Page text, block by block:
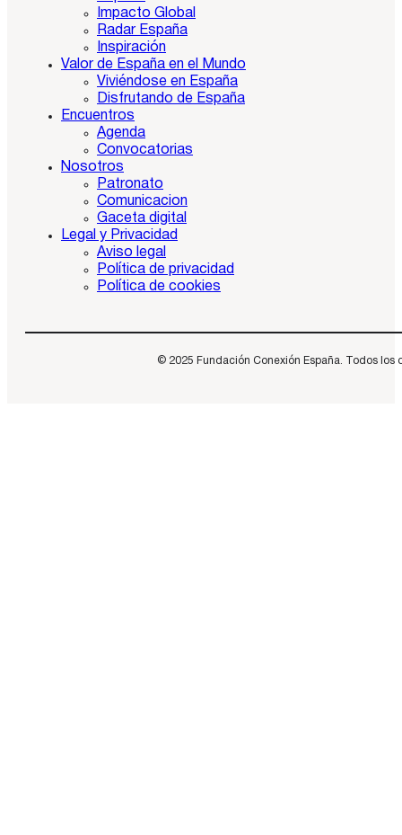
Impacto Global
Radar España
Inspiración
Valor de España en el Mundo
Viviéndose en España
Disfrutando de España
Encuentros
Agenda
Convocatorias
Nosotros
Patronato
Comunicacion
Gaceta digital
Legal y Privacidad
Aviso legal
Política de privacidad
Política de cookies
© 2025 Fundación Conexión España. Todos los